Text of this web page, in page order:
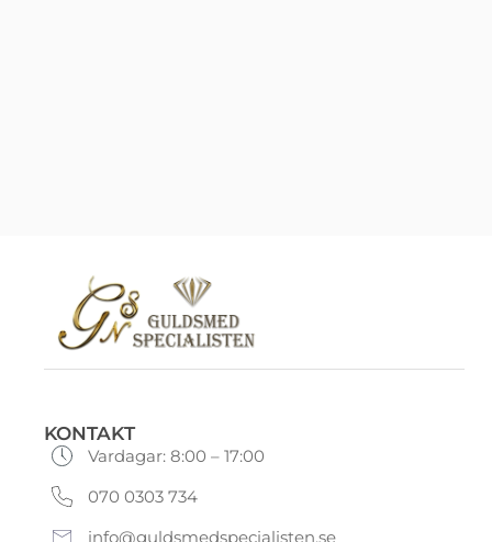
KONTAKT
Vardagar: 8:00 – 17:00
070 0303 734
info@guldsmedspecialisten.se